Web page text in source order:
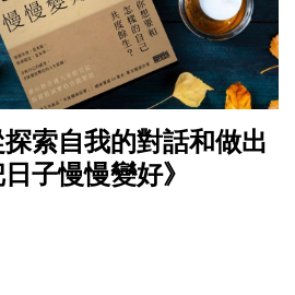
索自我的對話和做出
子慢慢變好》